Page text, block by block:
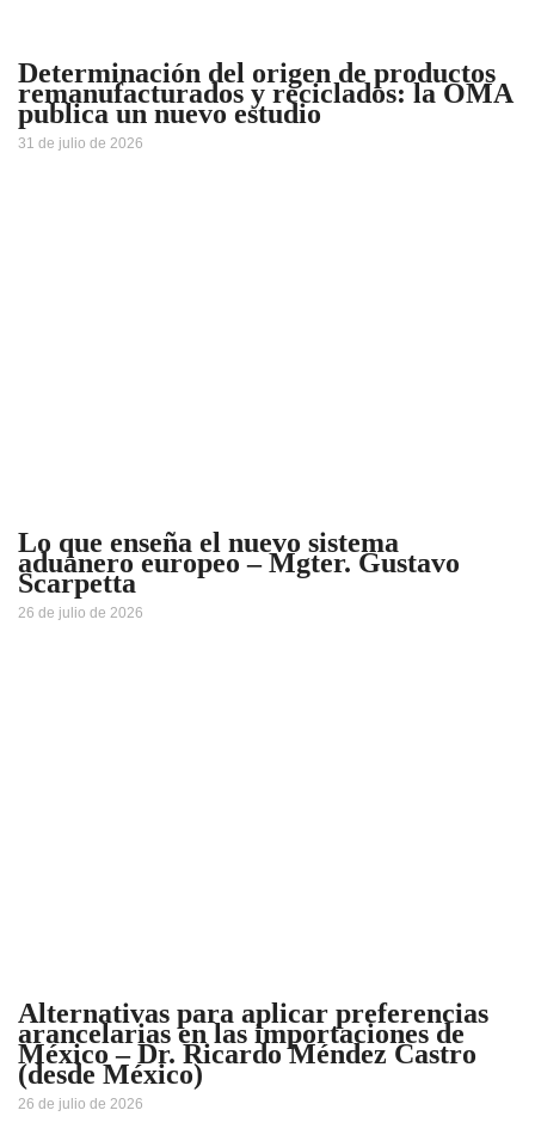
Determinación del origen de productos
remanufacturados y reciclados: la OMA
publica un nuevo estudio
31 de julio de 2026
Lo que enseña el nuevo sistema
aduanero europeo – Mgter. Gustavo
Scarpetta
26 de julio de 2026
Alternativas para aplicar preferencias
arancelarias en las importaciones de
México – Dr. Ricardo Méndez Castro
(desde México)
26 de julio de 2026